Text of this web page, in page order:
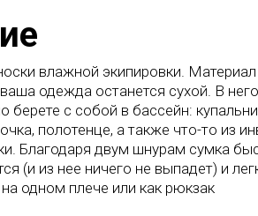
влажной экипировки. Материал
одежда останется сухой. В
берете с собой в бассейн:
полотенце, а также что-то из
Благодаря двум шнурам сумка
(и из нее ничего не выпадет) и
одном плече или как рюкзак